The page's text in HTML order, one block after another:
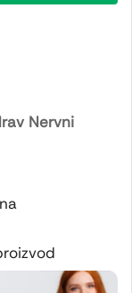
Nervni